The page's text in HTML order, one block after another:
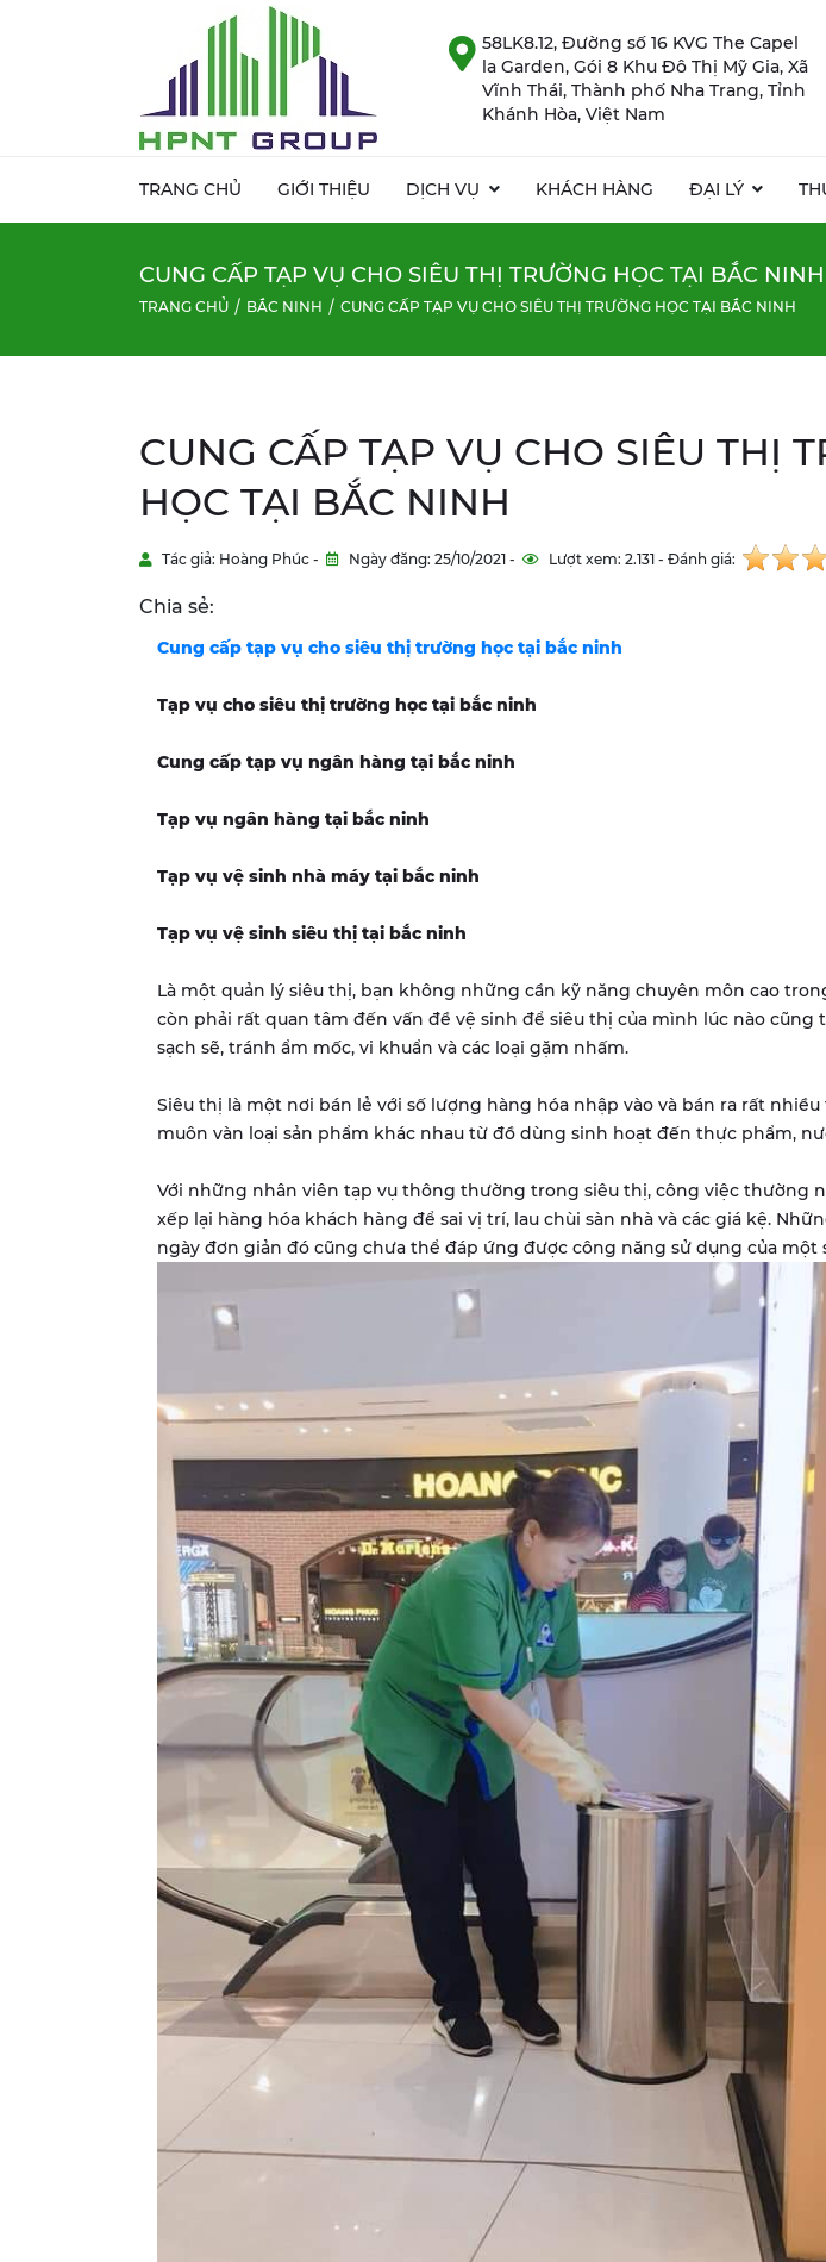
TRANG CHỦ GIỚI THIỆU DỊCH VỤ KHÁCH HÀNG ĐẠI LÝ
58LK8.12, Đường số 16 KVG The Capel
la Garden, Gói 8 Khu Đô Thị Mỹ Gia, Xã
Vĩnh Thái, Thành phố Nha Trang, Tỉnh
Khánh Hòa, Việt Nam
CUNG CẤP TẠP VỤ CHO SIÊU THỊ TRƯỜNG HỌC TẠI BẮC NINH
TRANG CHỦ BẮC NINH CUNG CẤP TẠP VỤ CHO SIÊU THỊ TRƯỜNG HỌC TẠI BẮC NINH
CUNG CẤP TẠP VỤ CHO SIÊU THỊ
HỌC TẠI BẮC NINH
Tác giả: Hoàng Phúc - Ngày đăng: 25/10/2021 - Lượt xem: 2.131 - Đánh giá:
Chia sẻ:
Cung cấp tạp vụ cho siêu thị trường học tại bắc ninh
Tạp vụ cho siêu thị trường học tại bắc ninh
Cung cấp tạp vụ ngân hàng tại bắc ninh
Tạp vụ ngân hàng tại bắc ninh
Tạp vụ vệ sinh nhà máy tại bắc ninh
Tạp vụ vệ sinh siêu thị tại bắc ninh
Là một quản lý siêu thị, bạn không những cần kỹ năng chuyên môn cao
còn phải rất quan tâm đến vấn đề vệ sinh để siêu thị của mình lúc nào
sạch sẽ, tránh ẩm mốc, vi khuẩn và các loại gặm nhấm.
Siêu thị là một nơi bán lẻ với số lượng hàng hóa nhập vào và bán ra rất
muôn vàn loại sản phẩm khác nhau từ đồ dùng sinh hoạt đến thực phẩm,
Với những nhân viên tạp vụ thông thường trong siêu thị, công việc thường
xếp lại hàng hóa khách hàng để sai vị trí, lau chùi sàn nhà và các giá kệ.
ngày đơn giản đó cũng chưa thể đáp ứng được công năng sử dụng của một